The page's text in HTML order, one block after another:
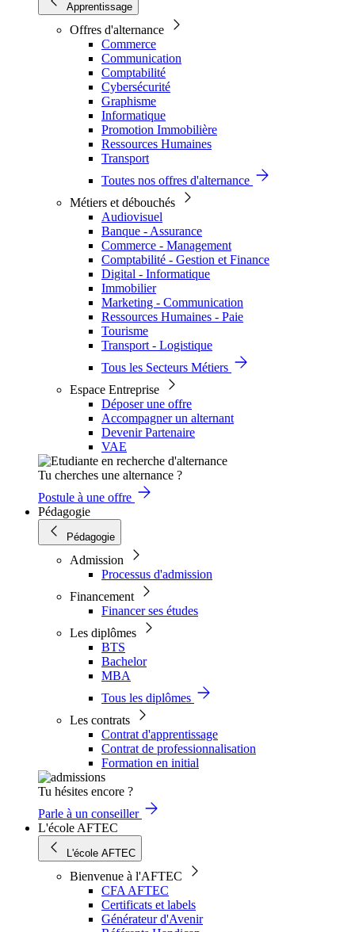
Apprentissage
Offres d'alternance
Commerce
Communication
Comptabilité
Cybersécurité
Graphisme
Informatique
Promotion Immobilière
Ressources Humaines
Transport
Toutes nos offres d'alternance
Métiers et débouchés
Audiovisuel
Banque - Assurance
Commerce - Management
Comptabilité - Gestion et Finance
Digital - Informatique
Immobilier
Marketing - Communication
Ressources Humaines - Paie
Tourisme
Transport - Logistique
Tous les Secteurs Métiers
Espace Entreprise
Déposer une offre
Accompagner un alternant
Devenir Partenaire
VAE
Tu cherches une alternance ?
Postule à une offre
Pédagogie
Pédagogie
Admission
Processus d'admission
Financement
Financer ses études
Les diplômes
BTS
Bachelor
MBA
Tous les diplômes
Les contrats
Contrat d'apprentissage
Contrat de professionnalisation
Formation en initial
Tu hésites encore ?
Parle à un conseiller
L'école AFTEC
L'école AFTEC
Bienvenue à l'AFTEC
CFA AFTEC
Certificats et labels
Générateur d'Avenir